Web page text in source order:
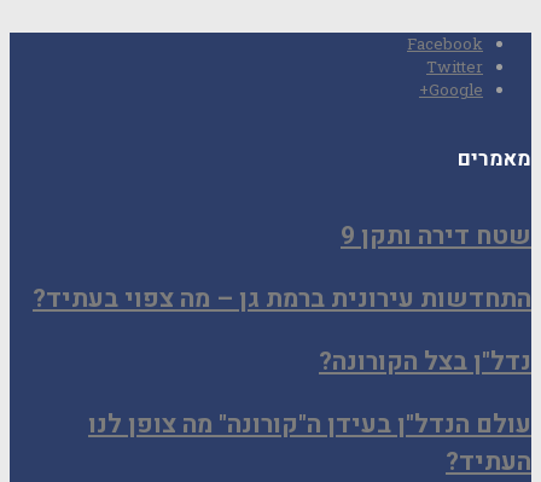
Facebook
Twitter
Google+
מאמרים
שטח דירה ותקן 9
התחדשות עירונית ברמת גן – מה צפוי בעתיד?
נדל"ן בצל הקורונה?
עולם הנדל"ן בעידן ה"קורונה" מה צופן לנו
העתיד?